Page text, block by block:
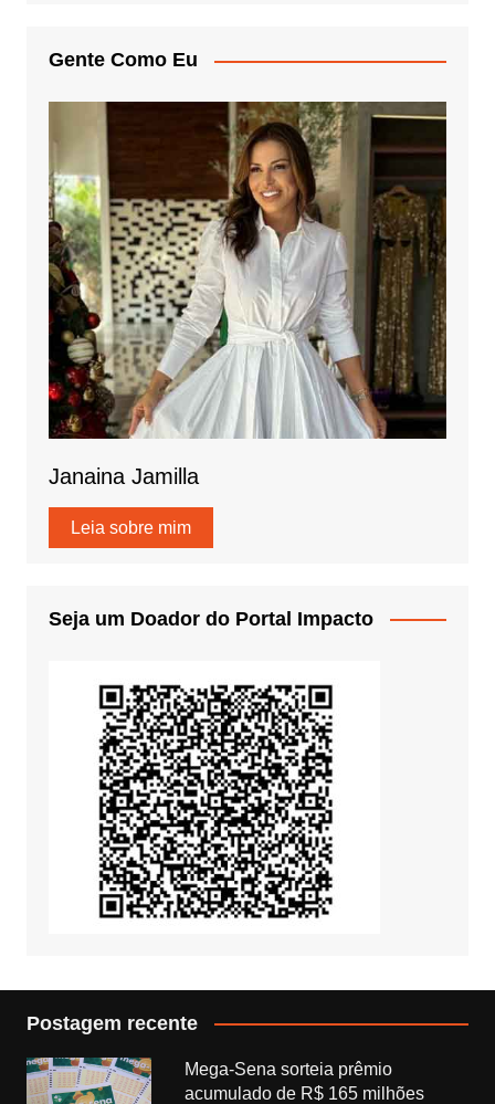
Gente Como Eu
Janaina Jamilla
Leia sobre mim
Seja um Doador do Portal Impacto
Postagem recente
Mega-Sena sorteia prêmio
acumulado de R$ 165 milhões